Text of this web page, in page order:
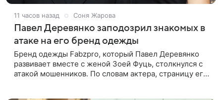
11 часов назад Соня Жарова
Павел Деревянко заподозрил знакомых в
атаке на его бренд одежды
Бренд одежды Fabzpro, который Павел Деревянко
развивает вместе с женой Зоей Фуць, столкнулся с
атакой мошенников. По словам актера, страницу его